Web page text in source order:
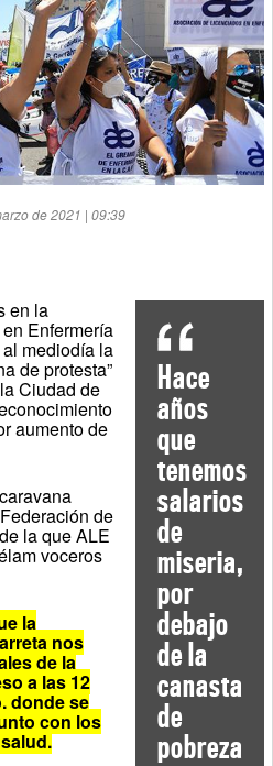
de 2021 | 09:39
Hace
años
que
tenemos
salarios
de
miseria,
por
debajo
de la
canasta
de
pobreza
en la
Enfermería
mediodía la
de protesta”
Ciudad de
aumento de
de
la que ALE
voceros
la
nos
de la
a las 12
donde se
con los